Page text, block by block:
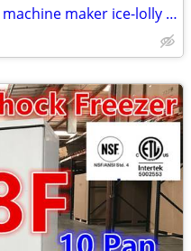
ice-sucker popsicle mold pop machine maker ice-lolly freezer case nsf